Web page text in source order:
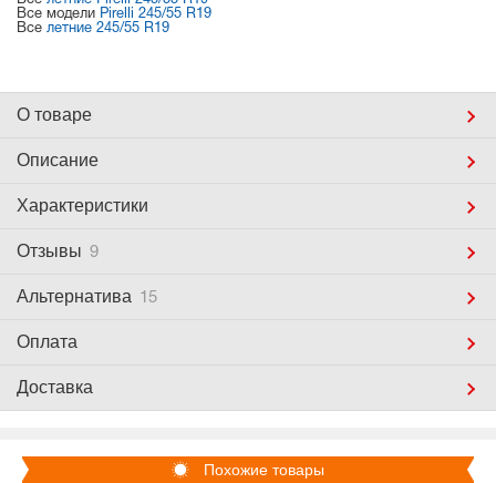
Все модели Pirelli 245/55 R19
Все летние 245/55 R19
О товаре
Описание
Характеристики
Отзывы 9
Альтернатива 15
Оплата
Доставка
Похожие товары